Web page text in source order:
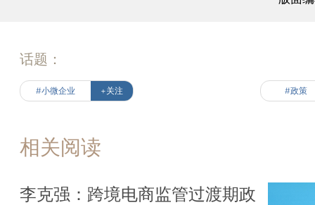
话题：
#小微企业 +关注 #政策
相关阅读
李克强：跨境电商监管过渡期政